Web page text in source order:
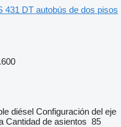
431 DT autobús de dos pisos
diésel Configuración del eje
Cantidad de asientos 85